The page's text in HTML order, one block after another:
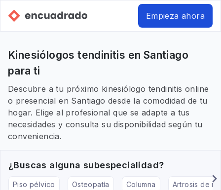
Empieza ahora
Kinesiólogos tendinitis en Santiago
para ti
Descubre a tu próximo kinesiólogo tendinitis online
o presencial en Santiago desde la comodidad de tu
hogar. Elige al profesional que se adapte a tus
necesidades y consulta su disponibilidad según tu
conveniencia.
¿Buscas alguna subespecialidad?
Piso pélvico Osteopatía Columna Artrosis de